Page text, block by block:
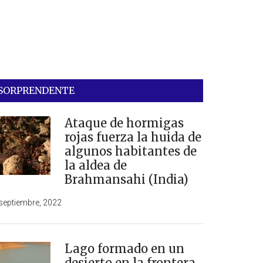
Ataque de hormigas
rojas fuerza la huida de
algunos habitantes de
la aldea de
Brahmansahi (India)
2022
Lago formado en un